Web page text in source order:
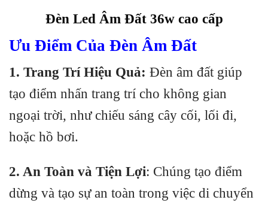
Đèn Led Âm Đất 36w cao cấp
Ưu Điểm Của Đèn Âm Đất
1. Trang Trí Hiệu Quả: Đèn âm đất giúp
tạo điểm nhấn trang trí cho không gian
ngoại trời, như chiếu sáng cây cối, lối đi,
hoặc hồ bơi.
2. An Toàn và Tiện Lợi: Chúng tạo điểm
dừng và tạo sự an toàn trong việc di chuyển